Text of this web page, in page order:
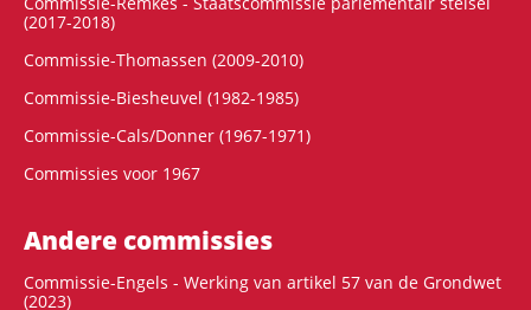
(2017-2018)
Commissie-Thomassen (2009-2010)
Commissie-Biesheuvel (1982-1985)
Commissie-Cals/Donner (1967-1971)
Commissies voor 1967
Andere commissies
Commissie-Engels - Werking van artikel 57 van de Grondwet
(2023)